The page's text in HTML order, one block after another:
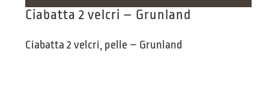
Ciabatta 2 velcri – Grunland
Ciabatta 2 velcri, pelle – Grunland